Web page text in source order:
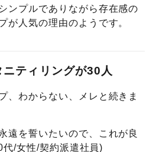
ンプルでありながら存在感の
が人気の理由のようです。
ティリングが30人
、わからない、メレと続きま
遠を誓いたいので、これが良
/女性/契約派遣社員)